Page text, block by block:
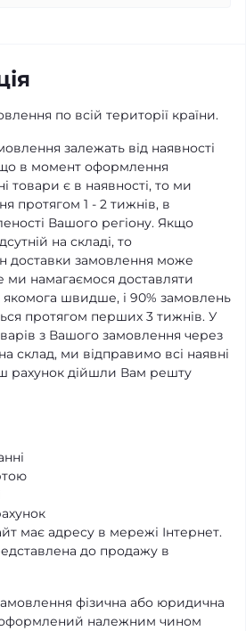
по всій території країни.
залежать від наявності
в момент оформлення
товари є в наявності, то ми
протягом 1 - 2 тижнів, в
Вашого регіону. Якщо
на складі, то
доставки замовлення може
ми намагаємося доставляти
якомога швидше, і 90% замовлень
протягом перших 3 тижнів. У
з Вашого замовлення через
склад, ми відправимо всі наявні
рахунок дійшли Вам решту
має адресу в мережі Інтернет.
​​до продажу в
фізична або юридична
належним чином